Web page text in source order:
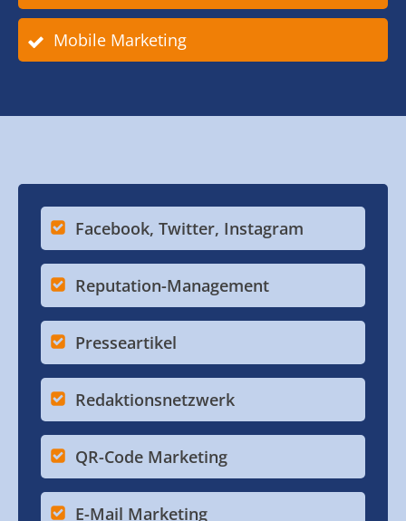
Mobile Marketing
Facebook, Twitter, Instagram
Reputation-Management
Presseartikel
Redaktionsnetzwerk
QR-Code Marketing
E-Mail Marketing